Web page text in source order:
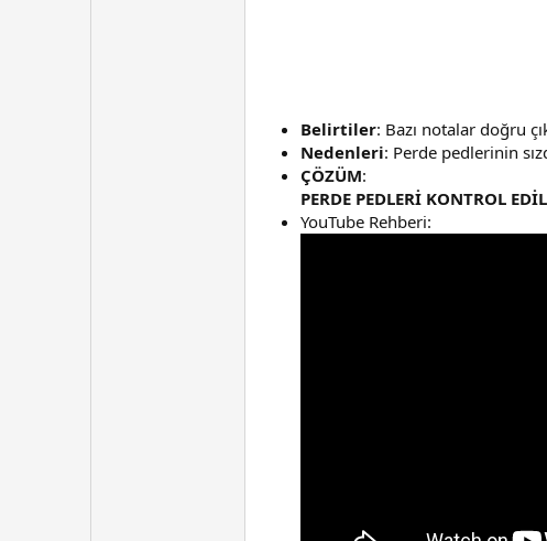
Belirtiler: Bazı notalar doğru
Nedenleri: Perde pedlerinin
ÇÖZÜM:
PERDE PEDLERİ KONTROL
YouTube Rehberi: